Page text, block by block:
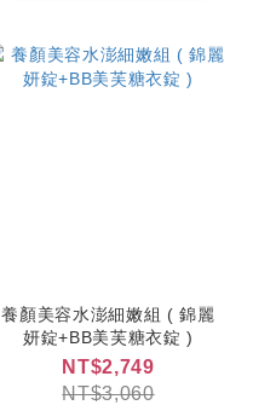
養顏美容水澎細嫩組 ( 錦麗
妍錠+BB美芙糖衣錠 )
NT$2,749
NT$3,060